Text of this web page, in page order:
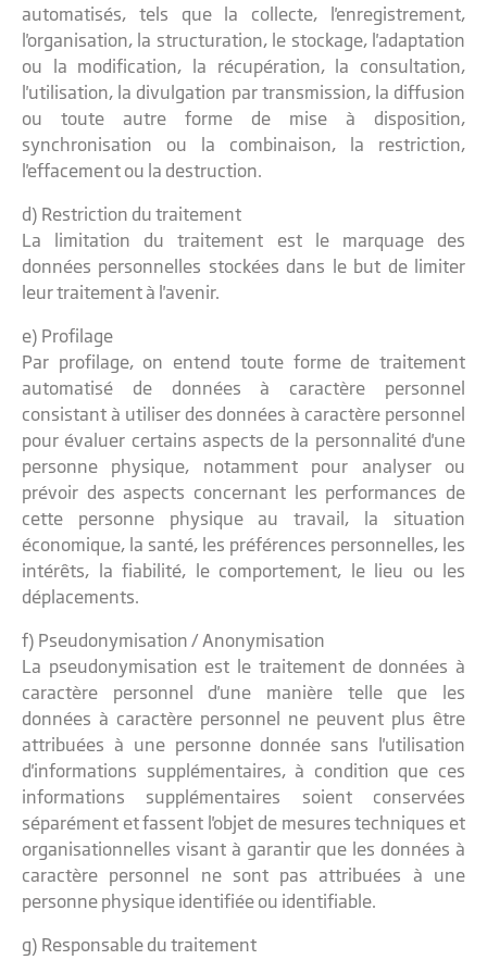
automatisés, tels que la collecte, l'enregistrement,
l'organisation, la structuration, le stockage, l'adaptation
ou la modification, la récupération, la consultation,
l'utilisation, la divulgation par transmission, la diffusion
ou toute autre forme de mise à disposition,
synchronisation ou la combinaison, la restriction,
l'effacement ou la destruction.
d) Restriction du traitement
La limitation du traitement est le marquage des
données personnelles stockées dans le but de limiter
leur traitement à l'avenir.
e) Profilage
Par profilage, on entend toute forme de traitement
automatisé de données à caractère personnel
consistant à utiliser des données à caractère personnel
pour évaluer certains aspects de la personnalité d'une
personne physique, notamment pour analyser ou
prévoir des aspects concernant les performances de
cette personne physique au travail, la situation
économique, la santé, les préférences personnelles, les
intérêts, la fiabilité, le comportement, le lieu ou les
déplacements.
f) Pseudonymisation / Anonymisation
La pseudonymisation est le traitement de données à
caractère personnel d'une manière telle que les
données à caractère personnel ne peuvent plus être
attribuées à une personne donnée sans l'utilisation
d'informations supplémentaires, à condition que ces
informations supplémentaires soient conservées
séparément et fassent l'objet de mesures techniques et
organisationnelles visant à garantir que les données à
caractère personnel ne sont pas attribuées à une
personne physique identifiée ou identifiable.
g) Responsable du traitement